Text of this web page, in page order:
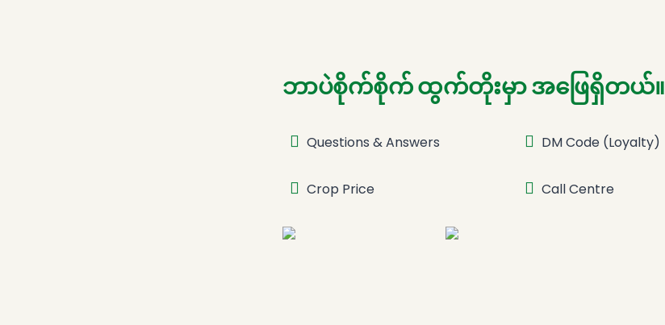
ဘာပဲစိုက်စိုက် ထွက်တိုးမှာ အဖြေရှိတယ်။
Questions & Answers DM Code (Loyalty)
Crop Price Call Centre